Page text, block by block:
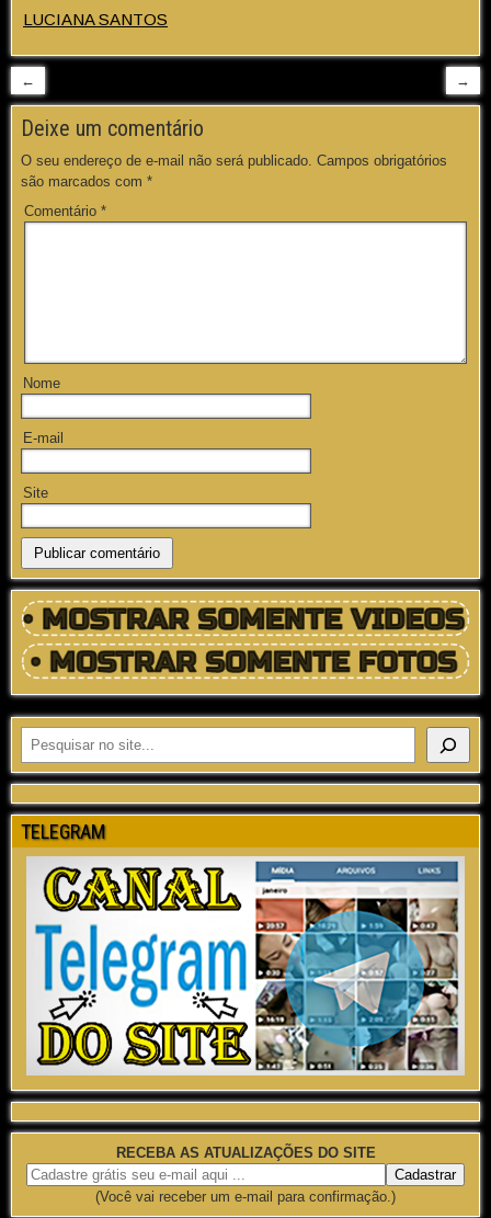
LUCIANA SANTOS
← →
Deixe um comentário
O seu endereço de e-mail não será publicado. Campos obrigatórios
são marcados com *
Comentário *
Nome
E-mail
Site
TELEGRAM
RECEBA AS ATUALIZAÇÕES DO SITE
(Você vai receber um e-mail para confirmação.)